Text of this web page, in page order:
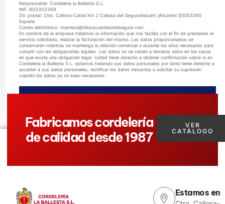
Responsable: Cordelería la Ballesta S.L.
NIF: B03303369
Dir. postal: Ctra. Callosa-Catral Km 2 Callosa del SeguraAlacant (Alicante) (ES)03360
España
Correo electrónico: manresa@hilosycuerdasdelsegura.com
En nombre de la empresa tratamos la información que nos facilita con el fin de prestarles el
servicio solicitado, realizar la facturación del mismo. Los datos proporcionados se
conservarán mientras se mantenga la relación comercial o durante los años necesarios para
cumplir con las obligaciones legales. Los datos no se ceden a terceros salvo en los casos
en que exista una obligación legal. Usted tiene derecho a obtener confirmación sobre si en
Cordelería la Ballesta S.L. estamos tratando sus datos personales por tanto tiene derecho a
acceder a sus datos personales, rectificar los datos inexactos o solicitar su supresión
cuando los datos ya no sean necesarios.
Fabricamos cordelería
de calidad desde 1987
VER
CATÁLOGO
Estamos en